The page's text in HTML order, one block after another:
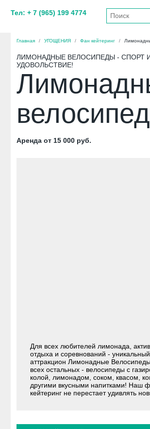
Тел: + 7 (965) 199 4774
Главная / УГОЩЕНИЯ / Фан кейтеринг /
ЛИМОНАДНЫЕ ВЕЛОСИПЕДЫ - СПОРТ
УДОВОЛЬСТВИЕ!
Аренда от 15 000 руб.
Для всех любителей лимонада,
отдыха и соревнований - уникальный
аттракцион Лимонадные
всех остальных - велосипеды с
колой, лимонадом, соком, квасом,
другими вкусными напитками! Наш
кейтеринг не перестает удивлять